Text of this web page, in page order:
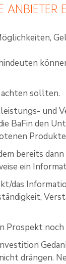
achten sollten.
und
BaFin den
bereits
ein
das
Prospekt
drängen.